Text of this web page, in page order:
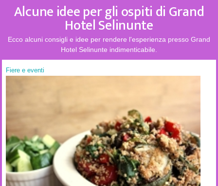
Alcune idee per gli ospiti di Grand
Hotel Selinunte
Ecco alcuni consigli e idee per rendere l'esperienza presso Grand
Hotel Selinunte indimenticabile.
Fiere e eventi